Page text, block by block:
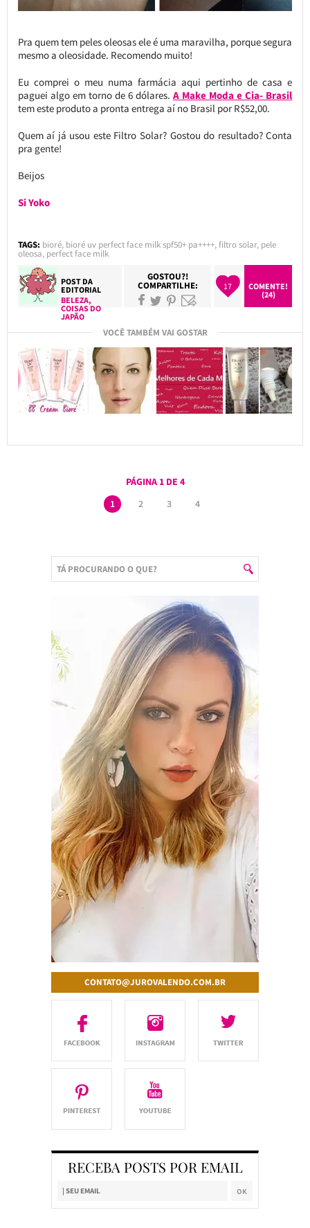
Pra quem tem peles oleosas ele é uma maravilha, porque segura
mesmo a oleosidade. Recomendo muito!
Eu comprei o meu numa farmácia aqui pertinho de casa e
paguei algo em torno de 6 dólares.A Make Moda e Cia- Brasil
tem este produto a pronta entrega aí no Brasil por R$52,00.
Quem aí já usou este Filtro Solar? Gostou do resultado? Conta
pra gente!
Beijos
Si Yoko
TAGS: bioré, bioré uv perfect face milk spf50+ pa++++,filtro solar, pele
oleosa, perfect face milk
POST DA
EDITORIAL
BELEZA,
COISAS DO
JAPÃO
GOSTOU?!
COMPARTILHE: 17
COMENTE!
(24)
VOCÊ TAMBÉM VAI GOSTAR
PÁGINA 1 DE 4
1
2 3 4
CONTATO@JUROVALENDO.COM.BR
RECEBA POSTS POR EMAIL